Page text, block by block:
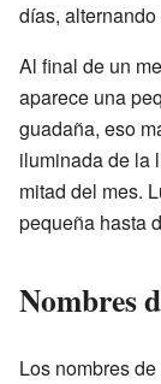
días,
Al final de un
aparece una
guadaña, eso
iluminada de la
mitad del mes.
pequeña hasta
Nombres
Los nombres